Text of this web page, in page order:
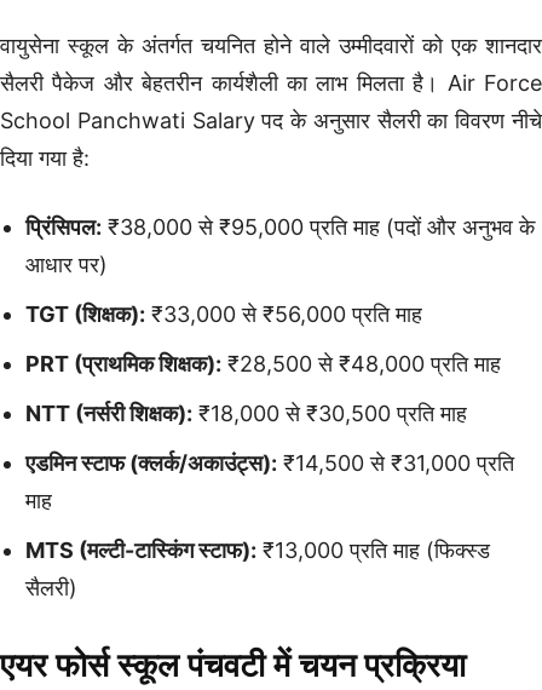
वायुसेना स्कूल के अंतर्गत चयनित होने वाले उम्मीदवारों को एक शानदार
सैलरी पैकेज और बेहतरीन कार्यशैली का लाभ मिलता है। Air Force
School Panchwati Salary पद के अनुसार सैलरी का विवरण नीचे
दिया गया है:
प्रिंसिपल: ₹38,000 से ₹95,000 प्रति माह (पदों और अनुभव के
आधार पर)
TGT (शिक्षक): ₹33,000 से ₹56,000 प्रति माह
PRT (प्राथमिक शिक्षक): ₹28,500 से ₹48,000 प्रति माह
NTT (नर्सरी शिक्षक): ₹18,000 से ₹30,500 प्रति माह
एडमिन स्टाफ (क्लर्क/अकाउंट्स): ₹14,500 से ₹31,000 प्रति
माह
MTS (मल्टी-टास्किंग स्टाफ): ₹13,000 प्रति माह (फिक्स्ड
सैलरी)
एयर फोर्स स्कूल पंचवटी में चयन प्रक्रिया